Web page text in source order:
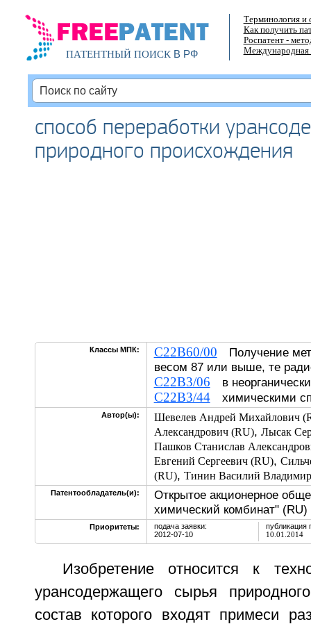
ПАТЕНТНЫЙ ПОИСКВ РФ
Терминология и
Как получить
Роспатент -
Международная
способ переработки
природного происхождения
Классы МПК: C22B60/00 Получение
весом 87 или выше, те
C22B3/06 в
C22B3/44химическими
Автор(ы):
Шевелев Андрей Михайлович
Александрович (RU), Лысак
Пашков Станислав
Евгений Сергеевич (RU),
(RU), Тинин Василий
Патентообладатель(и):
Открытое акционерное
химический комбинат" (RU)
Приоритеты:
подача заявки:
2012-07-10
публикация
10.01.2014
Изобретение относится к
урансодержащего сырья
состав которого входят примеси